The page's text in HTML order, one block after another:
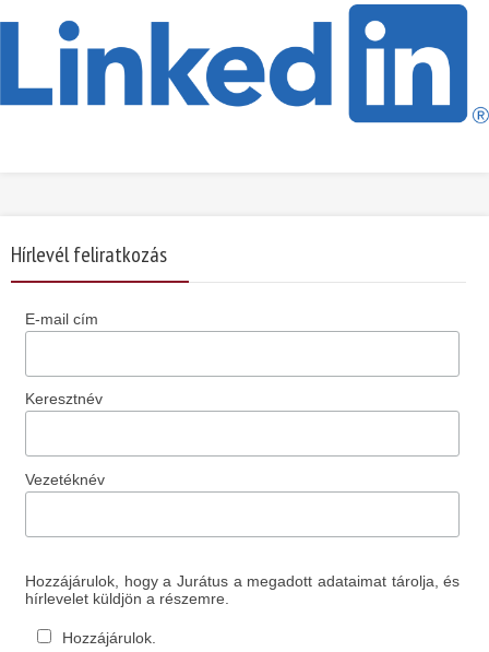
Hírlevél feliratkozás
E-mail cím
Keresztnév
Vezetéknév
Hozzájárulok, hogy a Jurátus a megadott adataimat tárolja, és
hírlevelet küldjön a részemre.
Hozzájárulok.